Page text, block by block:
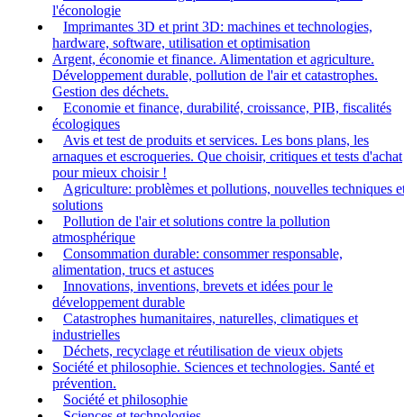
l'éconologie
Imprimantes 3D et print 3D: machines et technologies,
hardware, software, utilisation et optimisation
Argent, économie et finance. Alimentation et agriculture.
Développement durable, pollution de l'air et catastrophes.
Gestion des déchets.
Economie et finance, durabilité, croissance, PIB, fiscalités
écologiques
Avis et test de produits et services. Les bons plans, les
arnaques et escroqueries. Que choisir, critiques et tests d'achat
pour mieux choisir !
Agriculture: problèmes et pollutions, nouvelles techniques
solutions
Pollution de l'air et solutions contre la pollution
atmosphérique
Consommation durable: consommer responsable,
alimentation, trucs et astuces
Innovations, inventions, brevets et idées pour le
développement durable
Catastrophes humanitaires, naturelles, climatiques et
industrielles
Déchets, recyclage et réutilisation de vieux objets
Société et philosophie. Sciences et technologies. Santé et
prévention.
Société et philosophie